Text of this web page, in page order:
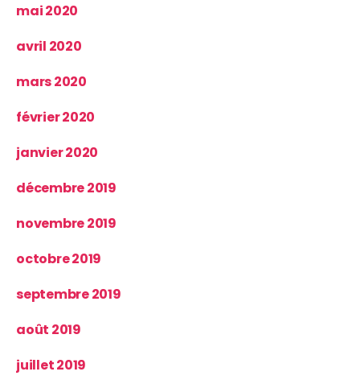
mai 2020
avril 2020
mars 2020
février 2020
janvier 2020
décembre 2019
novembre 2019
octobre 2019
septembre 2019
août 2019
juillet 2019